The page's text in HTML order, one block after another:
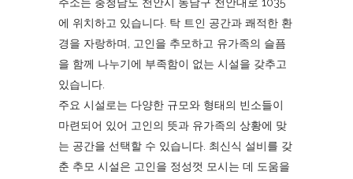
에 위치하고 있습니다. 탁 트인 공간과 쾌적한 환
경을 자랑하며, 고인을 추모하고 유가족의 슬픔
을 함께 나누기에 부족함이 없는 시설을 갖추고
있습니다.
주요 시설로는 다양한 규모와 형태의 빈소들이
마련되어 있어 고인의 뜻과 유가족의 상황에 맞
는 공간을 선택할 수 있습니다. 최신식 설비를 갖
춘 추모 시설은 고인을 정성껏 모시는 데 도움을